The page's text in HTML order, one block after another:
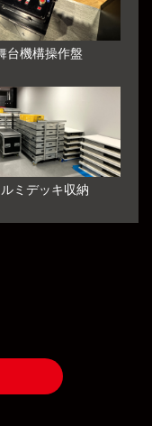
台機構操作盤
ミデッキ収納